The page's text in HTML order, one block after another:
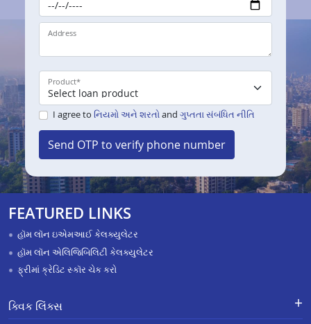
Address
Product*
I agree to નિયમો અને શરતોand ગુપ્તતા સંબંધિત નીતિ
Send OTP to verify phone number
FEATURED LINKS
હૉમ લૉન ઇએમઆઈ કેલક્યુલેટર
હૉમ લૉન એલિજિબિલિટી કેલક્યુલેટર
ફ્રીમાં ક્રેડિટ સ્કૉર ચેક કરો
ક્વિક લિંક્સ